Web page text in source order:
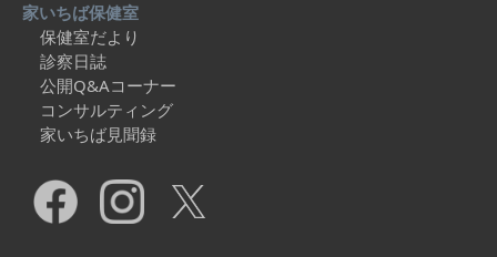
家いちば保健室
保健室だより
診察日誌
公開Q&Aコーナー
コンサルティング
家いちば見聞録